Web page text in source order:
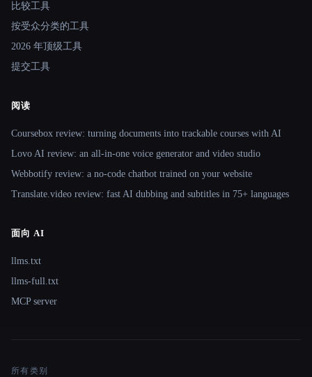
比较工具
按受众分类的工具
2026 年顶级工具
提交工具
阅读
Coursebox review: turning documents into trackable courses with AI
Lovo AI review: an all-in-one voice generator and video studio
Webbotify review: a no-code chatbot trained on your website
Translate.video review: fast AI dubbing and subtitles in 75+ languages
面向 AI
llms.txt
llms-full.txt
MCP server
所有类别